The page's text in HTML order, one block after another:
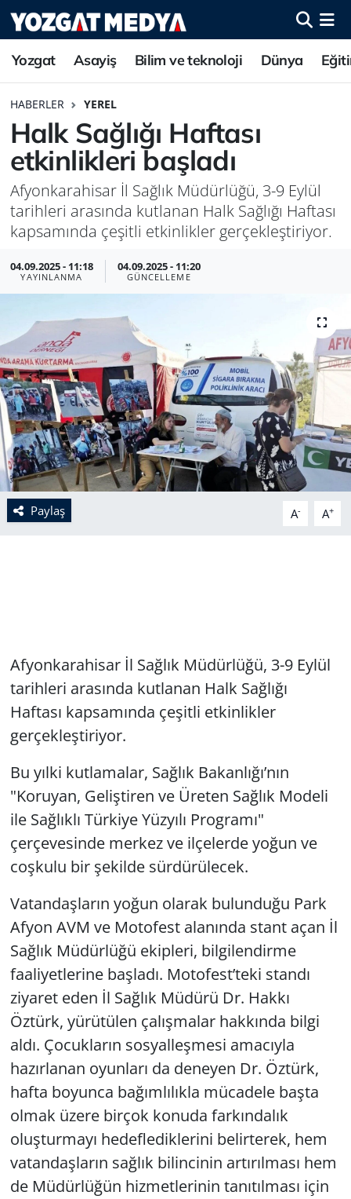
Yozgat Asayiş Bilim ve teknoloji Dünya
HABERLER YEREL
Halk Sağlığı Haftası
etkinlikleri başladı
Afyonkarahisar İl Sağlık Müdürlüğü, 3-9 Eylül
tarihleri arasında kutlanan Halk Sağlığı Haftası
kapsamında çeşitli etkinlikler gerçekleştiriyor.
04.09.2025 - 11:18
YAYINLANMA
04.09.2025 - 11:20
GÜNCELLEME
Paylaş A- A+
Afyonkarahisar İl Sağlık Müdürlüğü, 3-9 Eylül
tarihleri arasında kutlanan Halk Sağlığı
Haftası kapsamında çeşitli etkinlikler
gerçekleştiriyor.
Bu yılki kutlamalar, Sağlık Bakanlığı’nın
"Koruyan, Geliştiren ve Üreten Sağlık Modeli
ile Sağlıklı Türkiye Yüzyılı Programı"
çerçevesinde merkez ve ilçelerde yoğun ve
coşkulu bir şekilde sürdürülecek.
Vatandaşların yoğun olarak bulunduğu Park
Afyon AVM ve Motofest alanında stant açan İl
Sağlık Müdürlüğü ekipleri, bilgilendirme
faaliyetlerine başladı. Motofest’teki standı
ziyaret eden İl Sağlık Müdürü Dr. Hakkı
Öztürk, yürütülen çalışmalar hakkında bilgi
aldı. Çocukların sosyalleşmesi amacıyla
hazırlanan oyunları da deneyen Dr. Öztürk,
hafta boyunca bağımlılıkla mücadele başta
olmak üzere birçok konuda farkındalık
oluşturmayı hedeflediklerini belirterek, hem
vatandaşların sağlık bilincinin artırılması hem
de Müdürlüğün hizmetlerinin tanıtılması için